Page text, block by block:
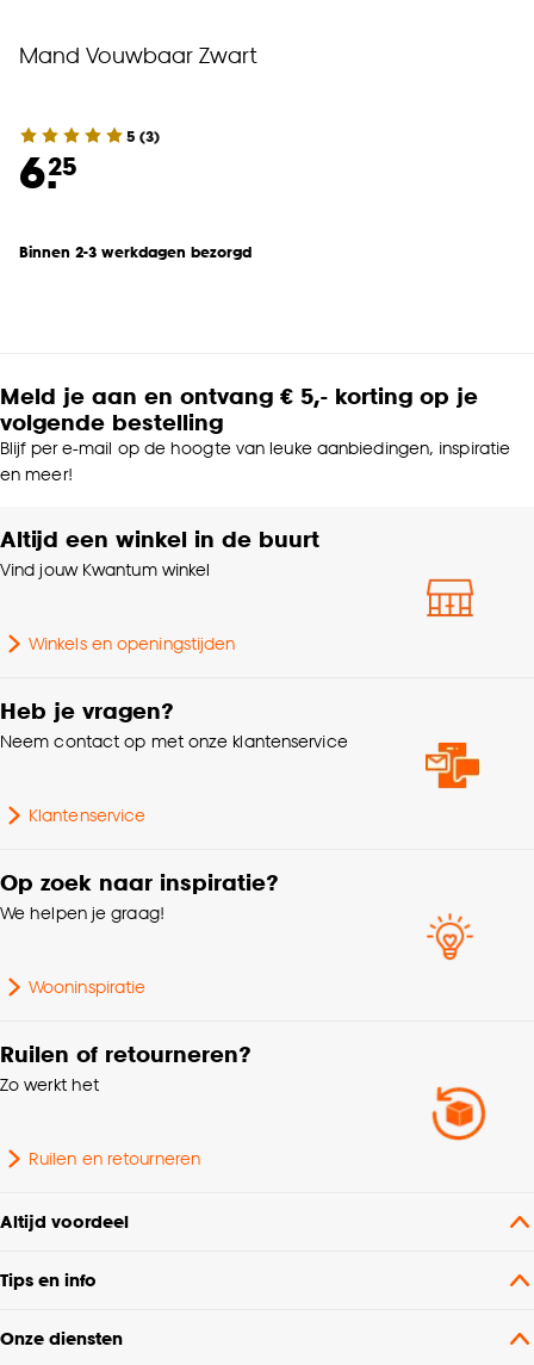
Mand Vouwbaar Zwart
5 (3)
6.25
Binnen 2-3 werkdagen bezorgd
Meld je aan en ontvang € 5,- korting op je
volgende bestelling
Blijf per e-mail op de hoogte van leuke aanbiedingen, inspiratie
en meer!
Altijd een winkel in de buurt
Vind jouw Kwantum winkel
Winkels en openingstijden
Heb je vragen?
Neem contact op met onze klantenservice
Klantenservice
Op zoek naar inspiratie?
We helpen je graag!
Wooninspiratie
Ruilen of retourneren?
Zo werkt het
Ruilen en retourneren
Altijd voordeel
Tips en info
Onze diensten